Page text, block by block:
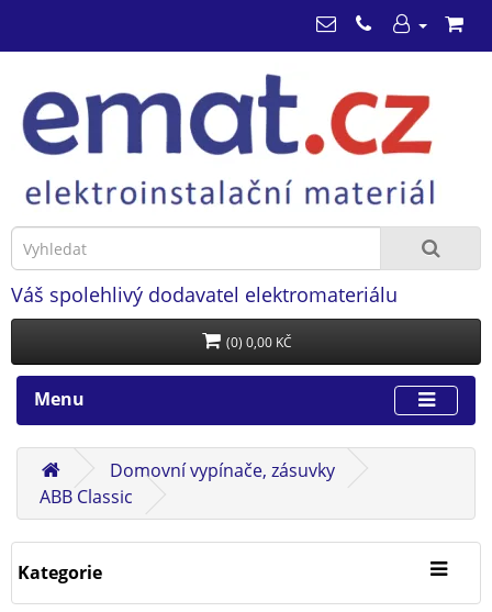
Váš spolehlivý dodavatel elektromateriálu
(0) 0,00 KČ
Menu
Domovní vypínače, zásuvky
ABB Classic
Kategorie